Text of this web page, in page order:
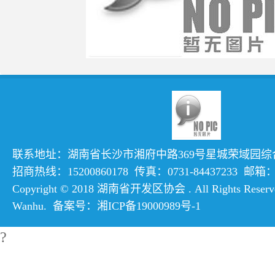
联系地址：湖南省长沙市湘府中路369号星城荣域园
招商热线：15200860178 传真：0731-84437233 邮箱
Copyright © 2018 湖南省开发区协会 . All Rights
Wanhu. 备案号： 湘ICP备19000989号-1
?